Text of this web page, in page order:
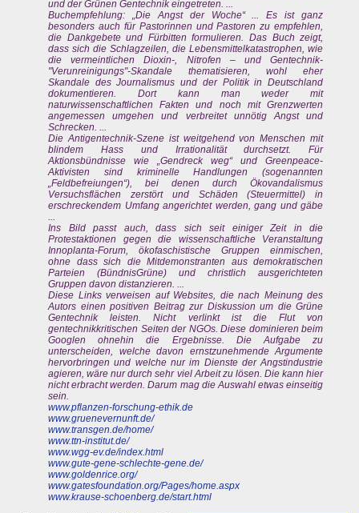
und der Grünen Gentechnik eingetreten. ...
Buchempfehlung: „Die Angst der Woche“ ... Es ist ganz
besonders auch für Pastorinnen und Pastoren zu empfehlen,
die Dankgebete und Fürbitten formulieren. Das Buch zeigt,
dass sich die Schlagzeilen, die Lebensmittelkatastrophen, wie
die vermeintlichen Dioxin-, Nitrofen – und Gentechnik-
"Verunreinigungs"-Skandale thematisieren, wohl eher
Skandale des Journalismus und der Politik in Deutschland
dokumentieren. Dort kann man weder mit
naturwissenschaftlichen Fakten und noch mit Grenzwerten
angemessen umgehen und verbreitet unnötig Angst und
Schrecken. ...
Die Antigentechnik-Szene ist weitgehend von Menschen mit
blindem Hass und Irrationalität durchsetzt. Für
Aktionsbündnisse wie „Gendreck weg“ und Greenpeace-
Aktivisten sind kriminelle Handlungen (sogenannten
„Feldbefreiungen“), bei denen durch Ökovandalismus
Versuchsflächen zerstört und Schäden (Steuermittel) in
erschreckendem Umfang angerichtet werden, gang und gäbe
...
Ins Bild passt auch, dass sich seit einiger Zeit in die
Protestaktionen gegen die wissenschaftliche Veranstaltung
Innoplanta-Forum, ökofaschistische Gruppen einmischen,
ohne dass sich die Mitdemonstranten aus demokratischen
Parteien (BündnisGrüne) und christlich ausgerichteten
Gruppen davon distanzieren. ...
Diese Links verweisen auf Websites, die nach Meinung des
Autors einen positiven Beitrag zur Diskussion um die Grüne
Gentechnik leisten. Nicht verlinkt ist die Flut von
gentechnikkritischen Seiten der NGOs. Diese dominieren beim
Googlen ohnehin die Ergebnisse. Die Aufgabe zu
unterscheiden, welche davon ernstzunehmende Argumente
hervorbringen und welche nur im Dienste der Angstindustrie
agieren, wäre nur durch sehr viel Arbeit zu lösen. Die kann hier
nicht erbracht werden. Darum mag die Auswahl etwas einseitig
sein.
www.pflanzen-forschung-ethik.de
www.gruenevernunft.de/
www.transgen.de/home/
www.ttn-institut.de/
www.wgg-ev.de/index.html
www.gute-gene-schlechte-gene.de/
www.goldenrice.org/
www.gatesfoundation.org/Pages/home.aspx
www.krause-schoenberg.de/start.html